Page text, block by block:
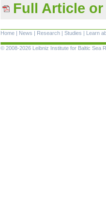
Full Article or
Home | News | Research | Studies | Learn
© 2008-2026 Leibniz Institute for Baltic Sea